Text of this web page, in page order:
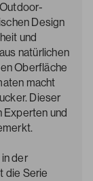
Design
und
natürlichen
Oberfläche
macht
Dieser
Experten und
der
die Serie